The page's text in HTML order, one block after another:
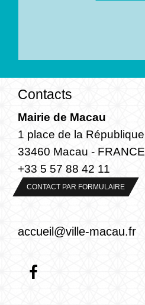
Contacts
Mairie de Macau
1 place de la République
33460 Macau - FRANCE
+33 5 57 88 42 11
CONTACT PAR FORMULAIRE
accueil@ville-macau.fr